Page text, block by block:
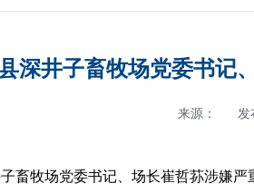
深井子畜牧场党委书记
来源： 发
畜牧场党委书记、场长崔哲荪涉嫌严